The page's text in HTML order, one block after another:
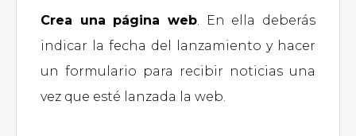
Crea una página web. En ella deberás
indicar la fecha del lanzamiento y hacer
un formulario para recibir noticias una
vez que esté lanzada la web.